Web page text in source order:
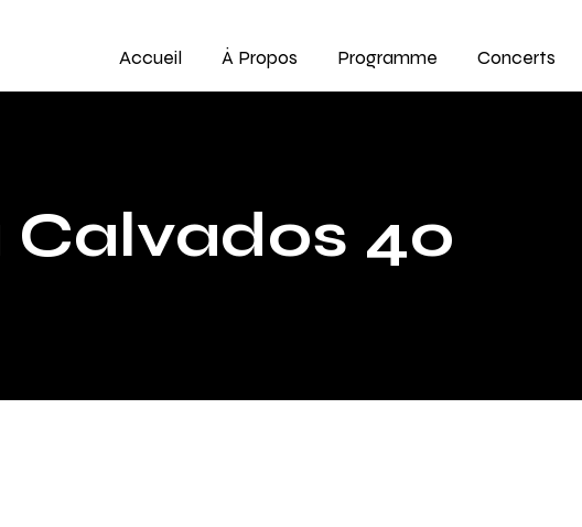
Accueil À Propos Programme Concerts
40